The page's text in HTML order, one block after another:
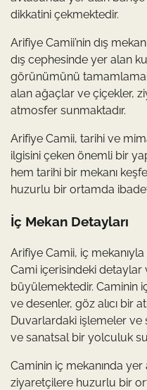
dikkatini çekmektedir.
Arifiye Camii’nin dış
dış cephesinde yer alan
görünümünü
alan ağaçlar ve çiçekler,
atmosfer sunmaktadır.
Arifiye Camii, tarihi ve
ilgisini çeken önemli bir
hem tarihi bir mekanı
huzurlu bir ortamda
İç Mekan Detayları
Arifiye Camii, iç mekanıyla
Cami içerisindeki
büyülemektedir. Caminin
ve desenler, göz alıcı bir
Duvarlardaki işlemeler ve
ve sanatsal bir yolculuk
Caminin iç mekanında
ziyaretçilere huzurlu bir